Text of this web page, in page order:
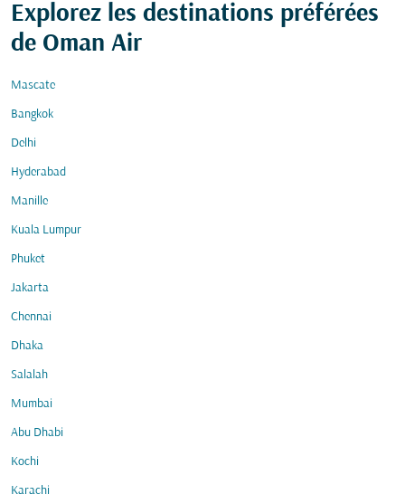
Explorez les destinations préférées
de Oman Air
Mascate
Bangkok
Delhi
Hyderabad
Manille
Kuala Lumpur
Phuket
Jakarta
Chennai
Dhaka
Salalah
Mumbai
Abu Dhabi
Kochi
Karachi